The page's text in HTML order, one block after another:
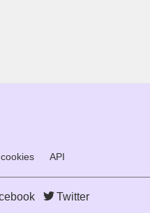
API
Twitter